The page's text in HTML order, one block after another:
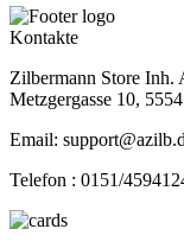
Kontakte
Zilbermann Store Inh.
Metzgergasse 10,
Email:
Telefon : 0151/